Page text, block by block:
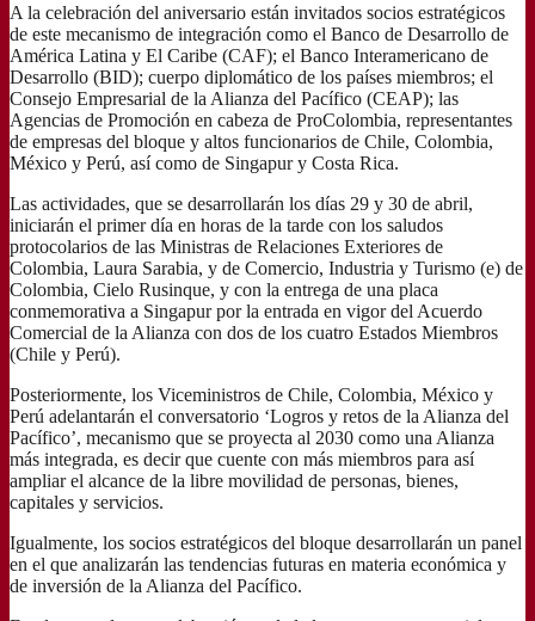
A la celebración del aniversario están invitados socios estratégicos
de este mecanismo de integración como el Banco de Desarrollo de
América Latina y El Caribe (CAF); el Banco Interamericano de
Desarrollo (BID); cuerpo diplomático de los países miembros; el
Consejo Empresarial de la Alianza del Pacífico (CEAP); las
Agencias de Promoción en cabeza de ProColombia, representantes
de empresas del bloque y altos funcionarios de Chile, Colombia,
México y Perú, así como de Singapur y Costa Rica.
Las actividades, que se desarrollarán los días 29 y 30 de abril,
iniciarán el primer día en horas de la tarde con los saludos
protocolarios de las Ministras de Relaciones Exteriores de
Colombia, Laura Sarabia, y de Comercio, Industria y Turismo (e) de
Colombia, Cielo Rusinque, y con la entrega de una placa
conmemorativa a Singapur por la entrada en vigor del Acuerdo
Comercial de la Alianza con dos de los cuatro Estados Miembros
(Chile y Perú).
Posteriormente, los Viceministros de Chile, Colombia, México y
Perú adelantarán el conversatorio ‘Logros y retos de la Alianza del
Pacífico’, mecanismo que se proyecta al 2030 como una Alianza
más integrada, es decir que cuente con más miembros para así
ampliar el alcance de la libre movilidad de personas, bienes,
capitales y servicios.
Igualmente, los socios estratégicos del bloque desarrollarán un panel
en el que analizarán las tendencias futuras en materia económica y
de inversión de la Alianza del Pacífico.